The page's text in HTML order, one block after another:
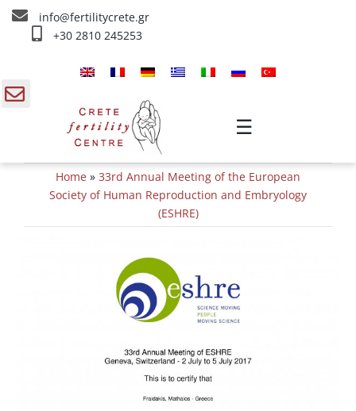
Skip
info@fertilitycrete.gr
+30 2810 245253
☰
Главная
Методы Лечения Бесплодия
Омоложение и плодородие
Внутривенное лечение
Home » 33rd Annual Meeting of the European
Society of Human Reproduction and Embryology
(ESHRE)